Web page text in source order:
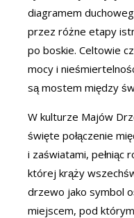
diagramem
przez różne etapy
po boskie. Celtowie
mocy i
są mostem między
W kulturze Majów
święte połączenie
i zaświatami, pełniąc
której krąży
drzewo jako symbol
miejscem, pod